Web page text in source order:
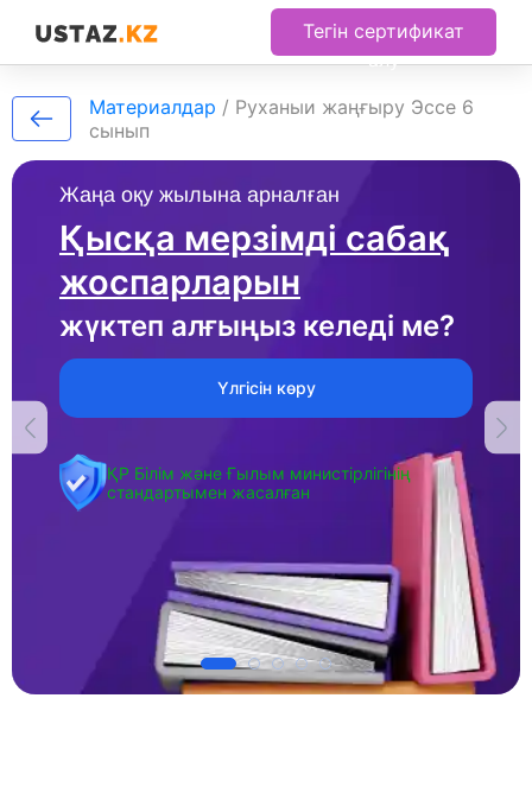
Тегін сертификат
алу
Жаңа оқу жылына арналған
Қысқа мерзімді сабақ
жоспарларын
жүктеп алғыңыз келеді ме?
Үлгісін көру
ҚР Білім және Ғылым министірлігінің
стандартымен жасалған
Материалдар / Руханыи жаңғыру Эссе 6
сынып